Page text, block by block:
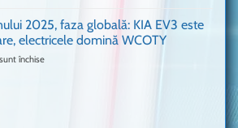
nevoie
de
umărul
cu
911
GT3,
cea
2025, faza globală: KIA EV3 este
electricele domină WCOTY
închise